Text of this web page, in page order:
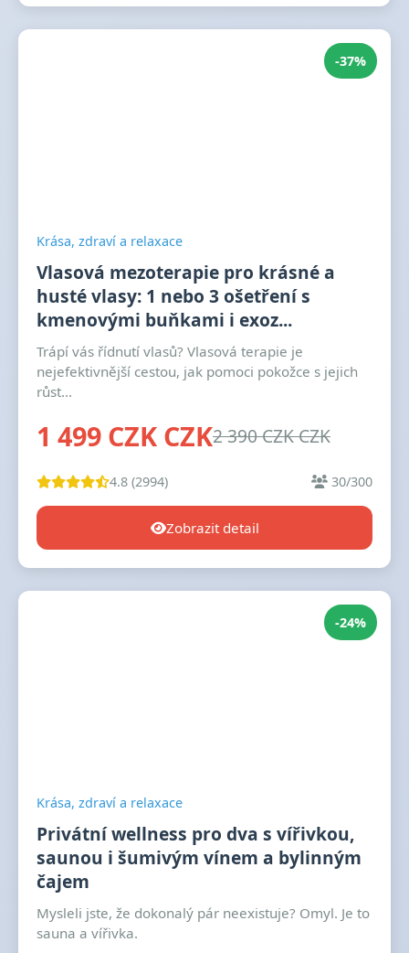
-37%
Krása, zdraví a relaxace
Vlasová mezoterapie pro krásné a
husté vlasy: 1 nebo 3 ošetření s
kmenovými buňkami i exoz...
Trápí vás řídnutí vlasů? Vlasová terapie je
nejefektivnější cestou, jak pomoci pokožce s jejich
růst...
1 499 CZK CZK2 390 CZK CZK
4.8 (2994) 30/300
Zobrazit detail
-24%
Krása, zdraví a relaxace
Privátní wellness pro dva s vířivkou,
saunou i šumivým vínem a bylinným
čajem
Mysleli jste, že dokonalý pár neexistuje? Omyl. Je to
sauna a vířivka.